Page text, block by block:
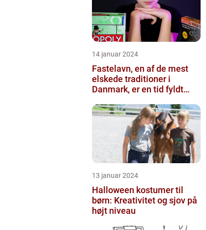
14 januar 2024
Fastelavn, en af de mest
elskede traditioner i
Danmark, er en tid fyldt
fo...
13 januar 2024
Halloween kostumer til
børn: Kreativitet og sjov på
højt niveau